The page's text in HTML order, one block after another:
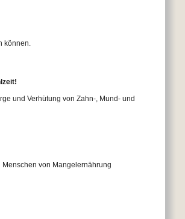
können.
und Verhütung von Zahn-, Mund- und
von Mangelernährung